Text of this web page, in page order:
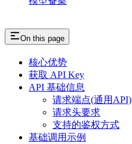
On this page
核心优势
获取 API Key
API 基础信息
请求端点(通用API)
请求头要求
支持的鉴权方式
基础调用示例